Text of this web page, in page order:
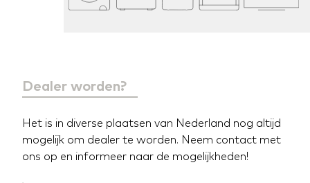
Dealer worden?
Het is in diverse plaatsen van Nederland nog altijd
mogelijk om dealer te worden. Neem contact met
ons op en informeer naar de mogelijkheden!